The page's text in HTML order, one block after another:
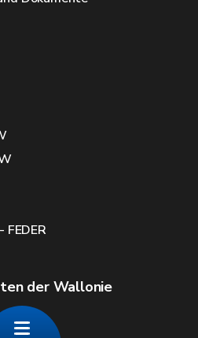
der Wallonie